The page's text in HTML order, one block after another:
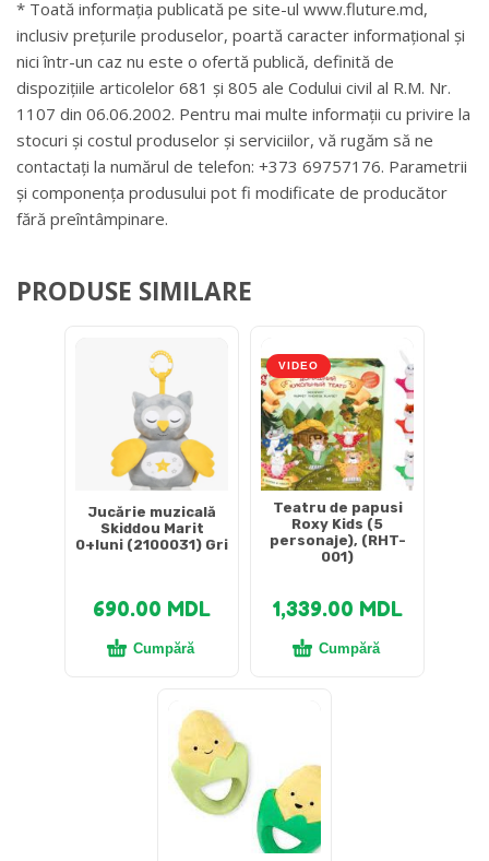
* Toată informația publicată pe site-ul www.fluture.md,
inclusiv prețurile produselor, poartă caracter informațional și
nici într-un caz nu este o ofertă publică, definită de
dispozițiile articolelor 681 și 805 ale Codului civil al R.M. Nr.
1107 din 06.06.2002. Pentru mai multe informații cu privire la
stocuri și costul produselor și serviciilor, vă rugăm să ne
contactați la numărul de telefon: +373 69757176. Parametrii
și componența produsului pot fi modificate de producător
fără preîntâmpinare.
PRODUSE SIMILARE
Jucărie muzicală
Skiddou Marit
0+luni (2100031) Gri
690.00 MDL
Cumpără
VIDEO
Teatru de papusi
Roxy Kids (5
personaje), (RHT-
001)
1,339.00 MDL
Cumpără